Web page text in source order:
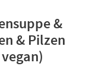
&
& Pilzen